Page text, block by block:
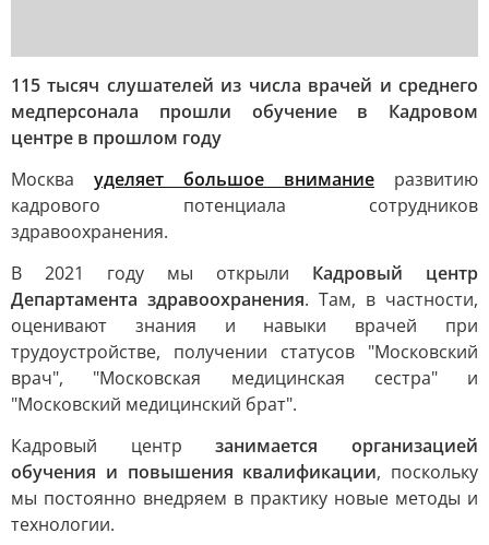
115 тысяч слушателей из числа врачей и среднего
медперсонала прошли обучение в Кадровом
центре в прошлом году
Москва уделяет большое внимание развитию
кадрового потенциала сотрудников
здравоохранения.
В 2021 году мы открыли Кадровый центр
Департамента здравоохранения. Там, в частности,
оценивают знания и навыки врачей при
трудоустройстве, получении статусов "Московский
врач", "Московская медицинская сестра" и
"Московский медицинский брат".
Кадровый центрзанимается организацией
обучения и повышения квалификации, поскольку
мы постоянно внедряем в практику новые методы и
технологии.